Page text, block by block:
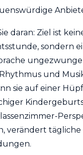
daran: Ziel ist
sondern
und
sie auf einer
verändert tägliche